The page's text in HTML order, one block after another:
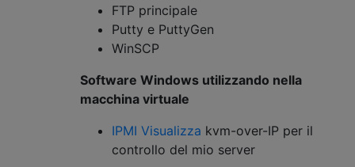
FTP principale
Putty e PuttyGen
WinSCP
Software Windows utilizzando nella
macchina virtuale
IPMI Visualizza kvm-over-IP per il
controllo del mio server